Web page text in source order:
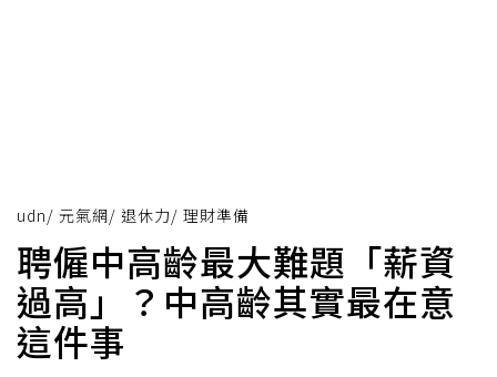
udn/ 元氣網/ 退休力/ 理財準備
聘僱中高齡最大難題「薪資
過高」？中高齡其實最在意
這件事